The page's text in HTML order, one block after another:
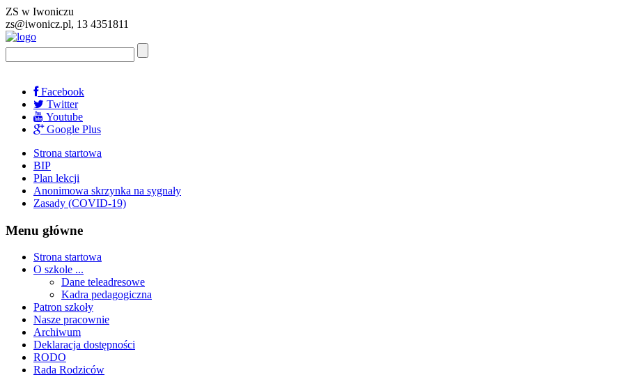
ZS w Iwoniczu
zs@iwonicz.pl, 13 4351811
Facebook
Twitter
Youtube
Google Plus
Strona startowa
BIP
Plan lekcji
Anonimowa skrzynka na sygnały
Zasady (COVID-19)
Menu główne
Strona startowa
O szkole ...
Dane teleadresowe
Kadra pedagogiczna
Patron szkoły
Nasze pracownie
Archiwum
Deklaracja dostępności
RODO
Rada Rodziców